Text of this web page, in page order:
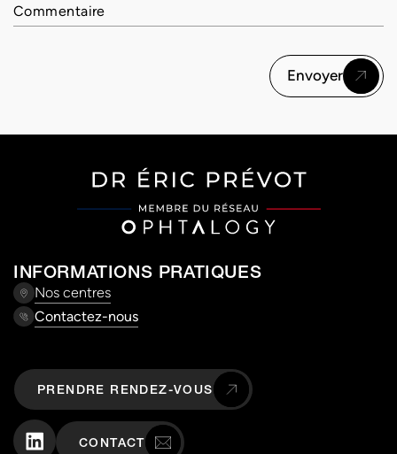
Envoyer
INFORMATIONS PRATIQUES
Nos centres
Contactez-nous
PRENDRE RENDEZ-VOUS
CONTACT